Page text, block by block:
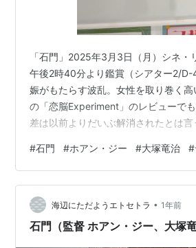
「石門」2025年3月3日（月）シネ・
午後2時40分より鑑賞（シアター2/D-
娠がもたらす波乱。女性を取り巻く
の「恋脳Experiment」のレビューで
差は以前よりだいぶ解消されたとは言
画が「石門」である。 この映画は、日
ているので日本映画となっているが
中国のドラマだ。夫婦で映画製作を
身のホアン・ジー監督と東京出身の大
作品である。2人の映画が日本で劇場
#石門 #ホアン・ジー #大塚竜治 #
海辺にただようエトセトラ • 1年前
石門（監督 ホアン・ジー、大塚